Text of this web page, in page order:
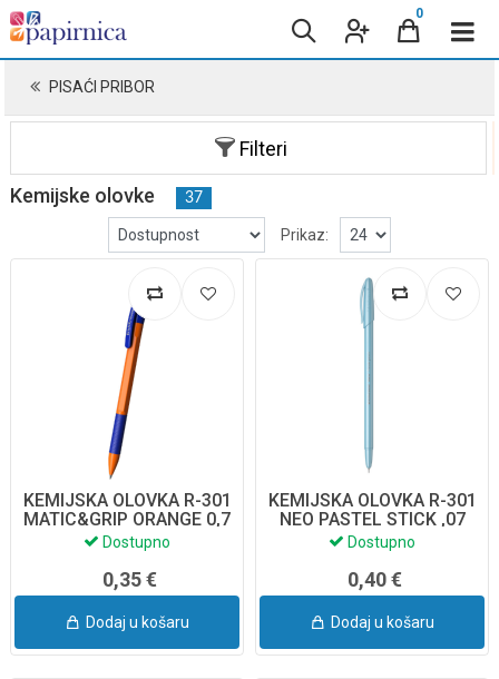
0
PISAĆI PRIBOR
Filteri
Kemijske olovke 37
Prikaz:
KEMIJSKA OLOVKA R-301
MATIC&GRIP ORANGE 0,7
PLAVA 46762 ERICH K.
Dostupno
0,35 €
Dodaj u košaru
KEMIJSKA OLOVKA R-301
NEO PASTEL STICK ,07
55380 ERICH KRAUSE
Dostupno
0,40 €
Dodaj u košaru